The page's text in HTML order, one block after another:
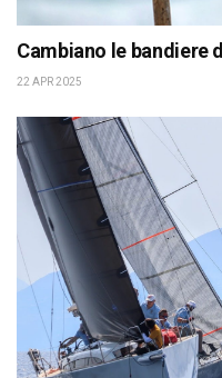
Cambiano le bandiere
22 APR 2025